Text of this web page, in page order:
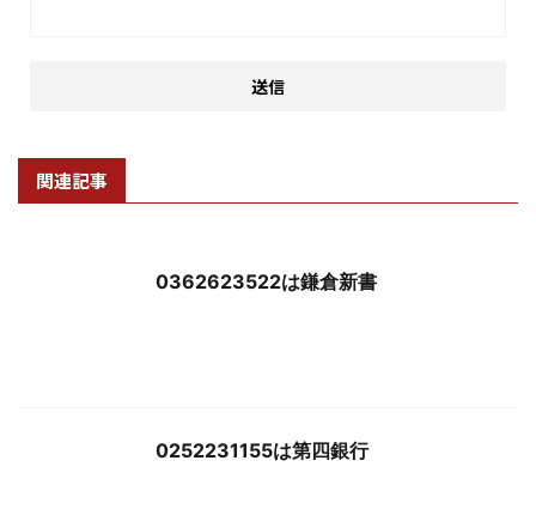
関連記事
0362623522は鎌倉新書
0252231155は第四銀行